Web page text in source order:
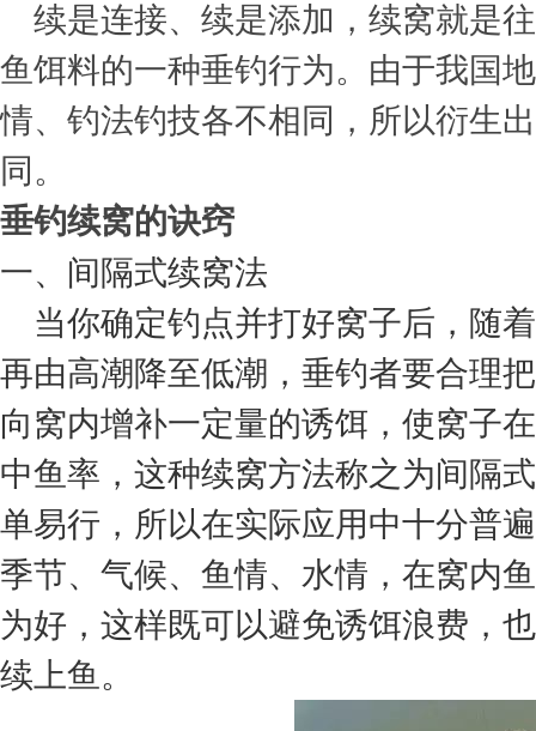
续是连接、续是添加，续窝就是
鱼饵料的一种垂钓行为。由于我国
情、钓法钓技各不相同，所以衍生
同。
垂钓续窝的诀窍
一、间隔式续窝法
当你确定钓点并打好窝子后，随
再由高潮降至低潮，垂钓者要合理
向窝内增补一定量的诱饵，使窝子
中鱼率，这种续窝方法称之为间隔
单易行，所以在实际应用中十分普
季节、气候、鱼情、水情，在窝内
为好，这样既可以避免诱饵浪费，
续上鱼。